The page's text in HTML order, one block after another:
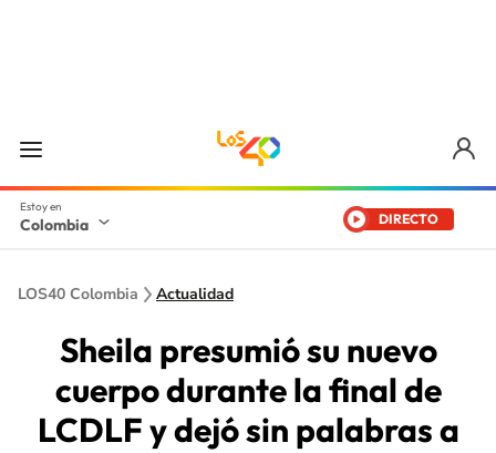
Colombia DIRECTO
LOS40 Colombia Actualidad
Sheila presumió su nuevo
cuerpo durante la final de
LCDLF y dejó sin palabras a